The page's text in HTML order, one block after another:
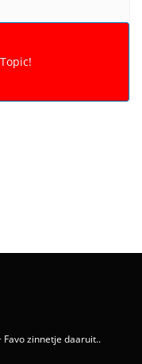
Favo zinnetje daaruit..